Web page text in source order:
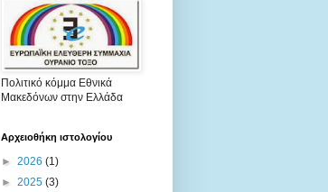
Πολιτικό κόμμα Εθνικά
Μακεδόνων στην Ελλάδα
Αρχειοθήκη ιστολογίου
► 2026 (1)
► 2025 (3)